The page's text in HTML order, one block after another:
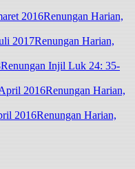
Renungan Harian,
Renungan Harian,
Renungan Injil Luk 24: 35-
Renungan Harian,
Renungan Harian,